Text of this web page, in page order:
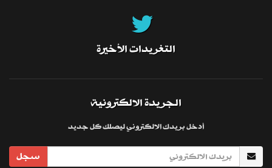
التغريدات الأخيرة
الجريدة الالكترونية
أدخل بريدك الالكتروني ليصلك كل جديد
سجل